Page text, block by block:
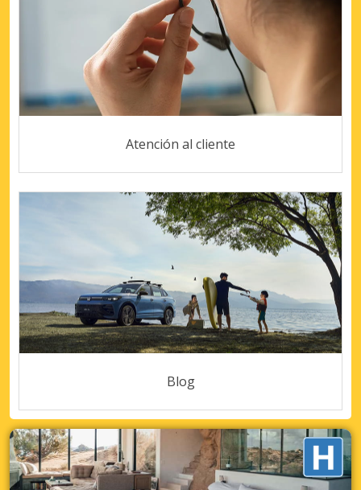
Atención al cliente
Blog